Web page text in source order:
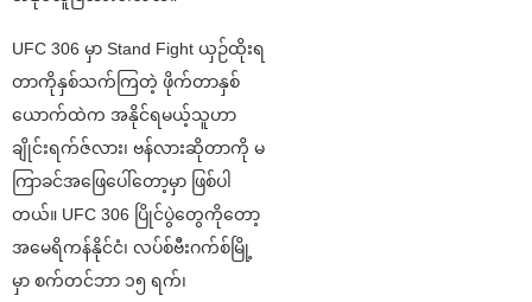
UFC 306 မှာ Stand Fight ယှဉ်ထိုးရ
တာကိုနှစ်သက်ကြတဲ့ ဖိုက်တာနှစ်
ယောက်ထဲက အနိုင်ရမယ့်သူဟာ
ချိုင်းရက်ဇ်လား၊ ဗန်လားဆိုတာကို မ
ကြာခင်အဖြေပေါ်တော့မှာ ဖြစ်ပါ
တယ်။ UFC 306 ပြိုင်ပွဲတွေကိုတော့
အမေရိကန်နိုင်ငံ၊ လပ်စ်ဗီးဂက်စ်မြို့
မှာ စက်တင်ဘာ ၁၅ ရက်၊